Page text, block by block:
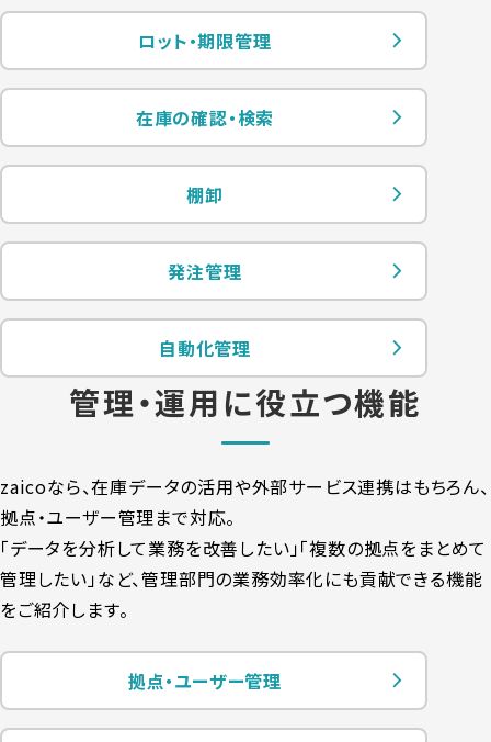
ロット・期限管理
在庫の確認・検索
棚卸
発注管理
自動化管理
管理・運用に役立つ機能
zaicoなら、在庫データの活用や外部サービス連携はもちろん、
拠点・ユーザー管理まで対応。
「データを分析して業務を改善したい」「複数の拠点をまとめて
管理したい」など、管理部門の業務効率化にも貢献できる機能
をご紹介します。
拠点・ユーザー管理